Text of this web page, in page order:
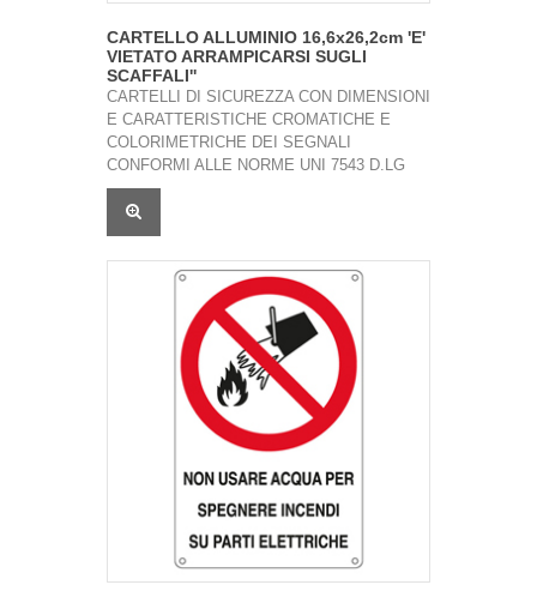
CARTELLO ALLUMINIO 16,6x26,2cm 'E'
VIETATO ARRAMPICARSI SUGLI
SCAFFALI''
CARTELLI DI SICUREZZA CON DIMENSIONI
E CARATTERISTICHE CROMATICHE E
COLORIMETRICHE DEI SEGNALI
CONFORMI ALLE NORME UNI 7543 D.LG